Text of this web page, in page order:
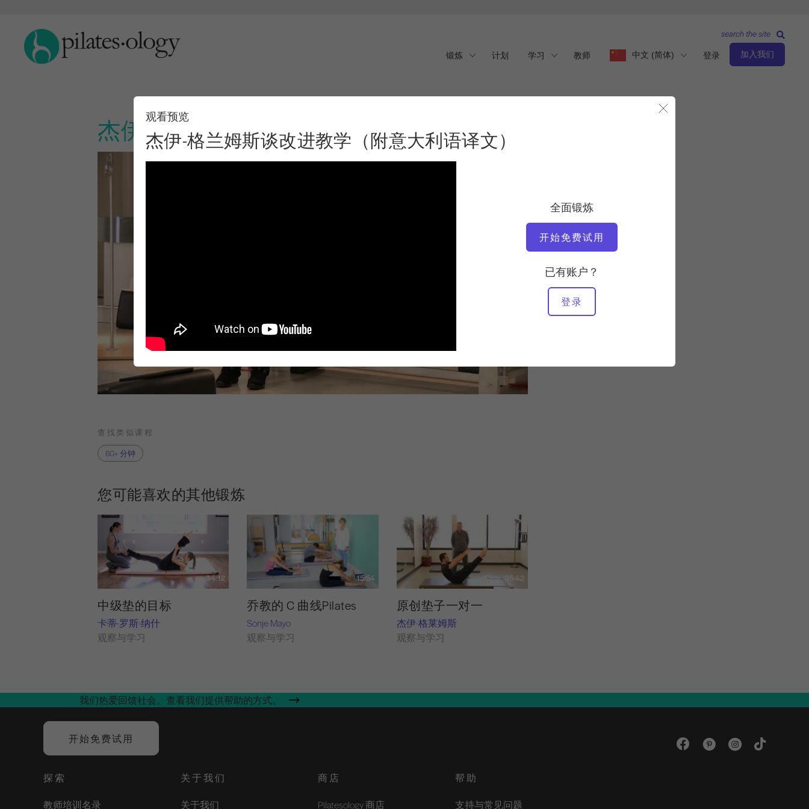
锻炼 计划 学习 教师 中文 (简体) 登录 加入我们
search the site
杰伊-格兰姆斯谈改进教学（附意大利语译文）
观看预览
杰伊-格兰姆斯谈改进教学（附意大利语译文）
全面锻炼
开始免费试用
已有账户？
登录
杰伊-格莱姆斯
视频时间
2:40:24
查找类似课程
60+ 分钟
您可能喜欢的其他锻炼
34:12
中级垫的目标
卡蒂-罗斯-纳什
观察与学习
15:54
乔教的 C 曲线Pilates
Sonje Mayo
观察与学习
35:42
原创垫子一对一
杰伊-格莱姆斯
观察与学习
我们热爱回馈社会。查看我们提供帮助的方式。
开始免费试用
探索
教师培训名录
关于我们
关于我们
商店
Pilatesology 商店
帮助
支持与常见问题